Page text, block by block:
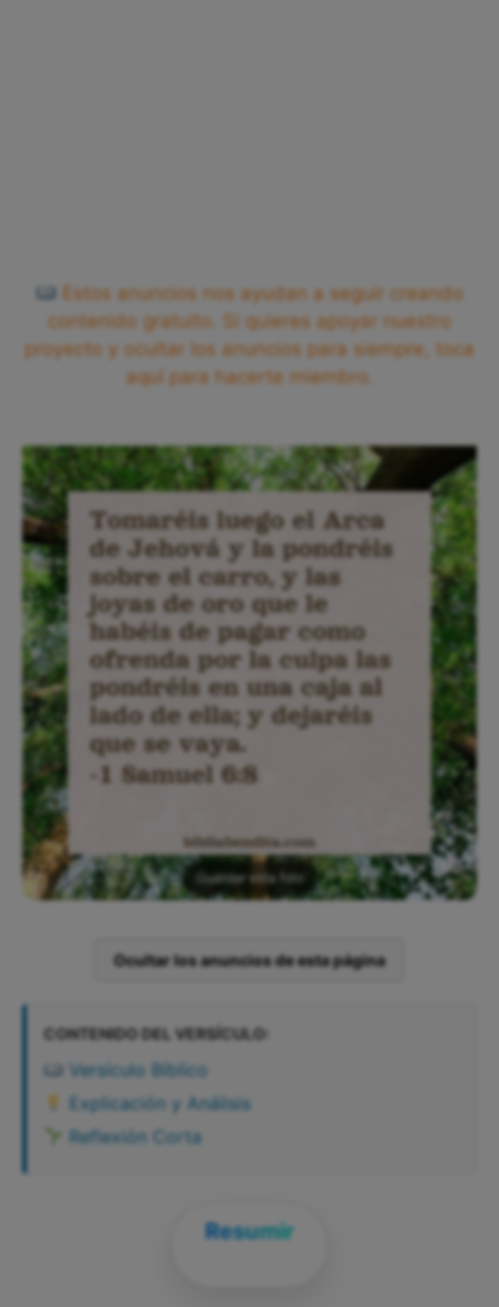
Estos anuncios nos ayudan a seguir creando
contenido gratuito. Si quieres apoyar nuestro
proyecto y ocultar los anuncios para siempre, toca
aquí para hacerte miembro.
Guardar esta foto
Ocultar los anuncios de esta página
CONTENIDO DEL VERSÍCULO:
Versículo Bíblico
Explicación y Análisis
Reflexión Corta
Resumir